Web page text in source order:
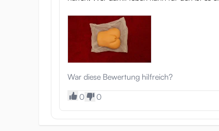
War diese Bewertung hilfreich?
0 0